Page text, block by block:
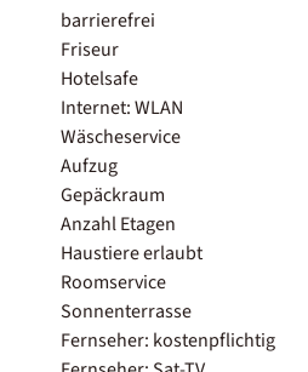
barrierefrei
Friseur
Hotelsafe
Internet: WLAN
Wäscheservice
Aufzug
Gepäckraum
Anzahl Etagen
Haustiere erlaubt
Roomservice
Sonnenterrasse
Fernseher: kostenpflichtig